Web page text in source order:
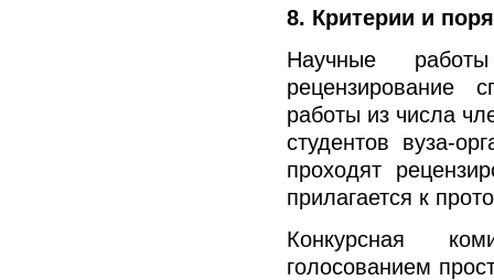
8. Критерии и
Научные
рецензирование
работы из числа
студентов вуза-
проходят
прилагается к
Конкурсная
голосованием